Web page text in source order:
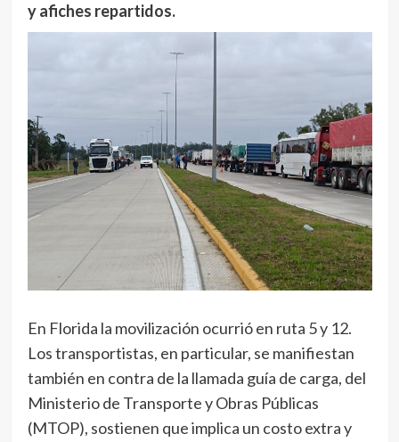
y afiches repartidos.
En Florida la movilización ocurrió en ruta 5 y 12.
Los transportistas, en particular, se manifiestan
también en contra de la llamada guía de carga, del
Ministerio de Transporte y Obras Públicas
(MTOP), sostienen que implica un costo extra y